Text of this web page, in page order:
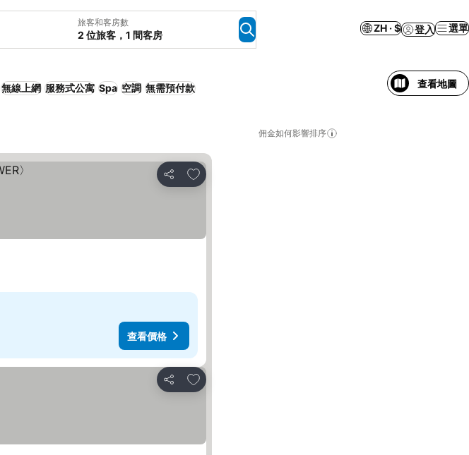
旅客和客房數
2 位旅客，1 間客房
ZH · $ 登入 選單
無線上網 服務式公寓 Spa 空調 無需預付款 查看地圖
佣金如何影響排序
分享
加入我的最愛
查看價格
分享
加入我的最愛